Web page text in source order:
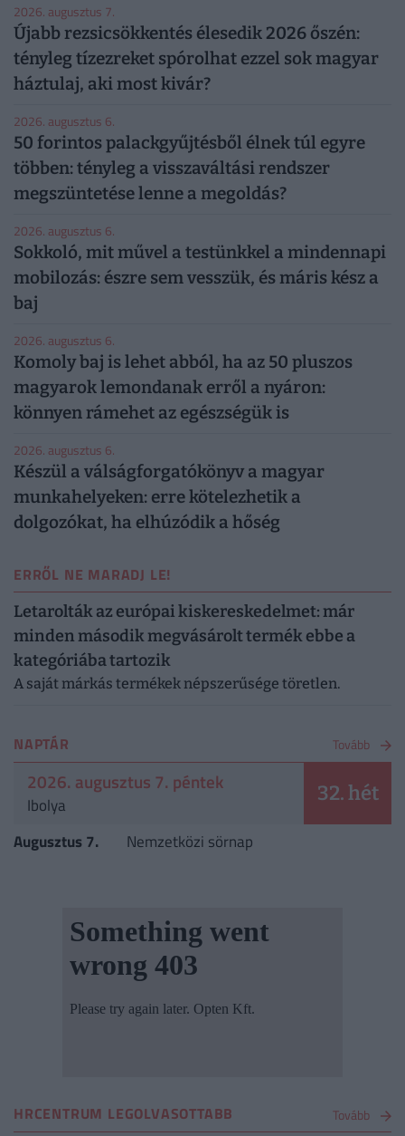
2026. augusztus 7.
Újabb rezsicsökkentés élesedik 2026 őszén:
tényleg tízezreket spórolhat ezzel sok magyar
háztulaj, aki most kivár?
2026. augusztus 6.
50 forintos palackgyűjtésből élnek túl egyre
többen: tényleg a visszaváltási rendszer
megszüntetése lenne a megoldás?
2026. augusztus 6.
Sokkoló, mit művel a testünkkel a mindennapi
mobilozás: észre sem vesszük, és máris kész a
baj
2026. augusztus 6.
Komoly baj is lehet abból, ha az 50 pluszos
magyarok lemondanak erről a nyáron:
könnyen rámehet az egészségük is
2026. augusztus 6.
Készül a válságforgatókönyv a magyar
munkahelyeken: erre kötelezhetik a
dolgozókat, ha elhúzódik a hőség
ERRŐL NE MARADJ LE!
Letarolták az európai kiskereskedelmet: már
minden második megvásárolt termék ebbe a
kategóriába tartozik
A saját márkás termékek népszerűsége töretlen.
NAPTÁR Tovább
2026. augusztus 7. péntek
Ibolya 32. hét
Augusztus 7. Nemzetközi sörnap
HRCENTRUM LEGOLVASOTTABB Tovább